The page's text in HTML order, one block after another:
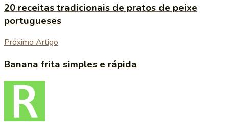
20 receitas tradicionais de pratos de peixe
portugueses
Próximo Artigo
Banana frita simples e rápida